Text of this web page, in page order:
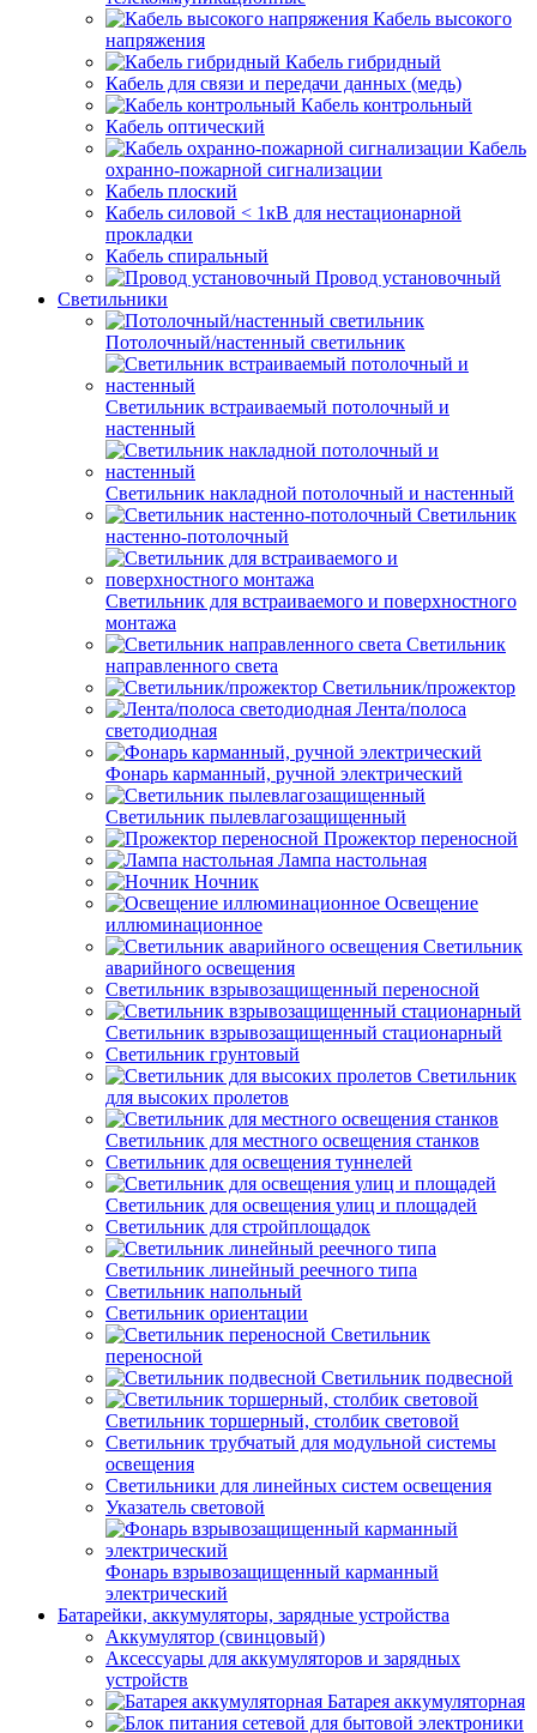
Кабель высокого
напряжения
Кабель гибридный
Кабель для связи и передачи данных (медь)
Кабель контрольный
Кабель оптический
Кабель
охранно-пожарной сигнализации
Кабель плоский
Кабель силовой < 1кВ для нестационарной
прокладки
Кабель спиральный
Провод установочный
Светильники
Потолочный/настенный светильник
Светильник встраиваемый потолочный и
настенный
Светильник накладной потолочный и настенный
Светильник
настенно-потолочный
Светильник для встраиваемого и поверхностного
монтажа
Светильник
направленного света
Светильник/прожектор
Лента/полоса
светодиодная
Фонарь карманный, ручной электрический
Светильник пылевлагозащищенный
Прожектор переносной
Лампа настольная
Ночник
Освещение
иллюминационное
Светильник
аварийного освещения
Светильник взрывозащищенный переносной
Светильник взрывозащищенный стационарный
Светильник грунтовый
Светильник
для высоких пролетов
Светильник для местного освещения станков
Светильник для освещения туннелей
Светильник для освещения улиц и площадей
Светильник для стройплощадок
Светильник линейный реечного типа
Светильник напольный
Светильник ориентации
Светильник
переносной
Светильник подвесной
Светильник торшерный, столбик световой
Светильник трубчатый для модульной системы
освещения
Светильники для линейных систем освещения
Указатель световой
Фонарь взрывозащищенный карманный
электрический
Батарейки, аккумуляторы, зарядные устройства
Аккумулятор (свинцовый)
Аксессуары для аккумуляторов и зарядных
устройств
Батарея аккумуляторная